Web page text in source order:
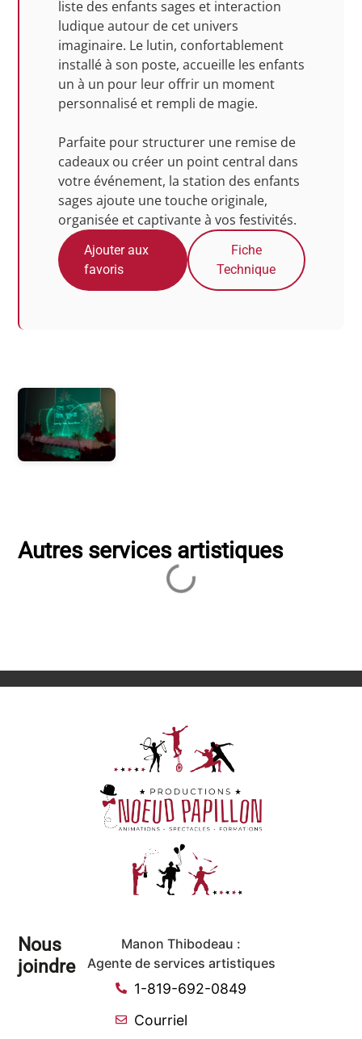
liste des enfants sages et interaction
ludique autour de cet univers
imaginaire. Le lutin, confortablement
installé à son poste, accueille les enfants
un à un pour leur offrir un moment
personnalisé et rempli de magie.
Parfaite pour structurer une remise de
cadeaux ou créer un point central dans
votre événement, la station des enfants
sages ajoute une touche originale,
organisée et captivante à vos festivités.
Ajouter aux
favoris
Fiche
Technique
Autres services artistiques
Nous
joindre
Manon Thibodeau :
Agente de services artistiques
1-819-692-0849
Courriel